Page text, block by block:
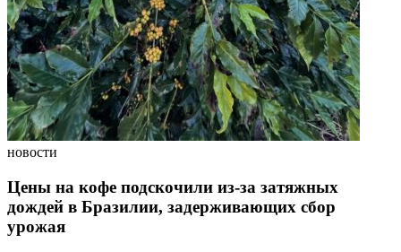
новости
Цены на кофе подскочили из-за затяжных
дождей в Бразилии, задерживающих сбор
урожая